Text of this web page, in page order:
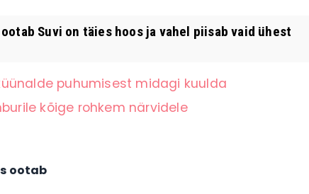
Suvi on täies hoos ja vahel piisab vaid ühest
puhumisest midagi kuulda
kõige rohkem närvidele
ootab